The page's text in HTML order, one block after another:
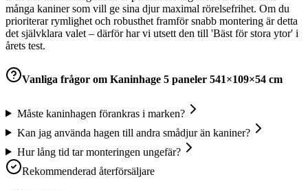
många kaniner som vill ge sina djur maximal rörelsefrihet. Om du
prioriterar rymlighet och robusthet framför snabb montering är detta
det självklara valet – därför har vi utsett den till 'Bäst för stora ytor' i
årets test.
Vanliga frågor om Kaninhage 5 paneler 541×109×54 cm
Måste kaninhagen förankras i marken?
Kan jag använda hagen till andra smådjur än kaniner?
Hur lång tid tar monteringen ungefär?
Rekommenderad återförsäljare